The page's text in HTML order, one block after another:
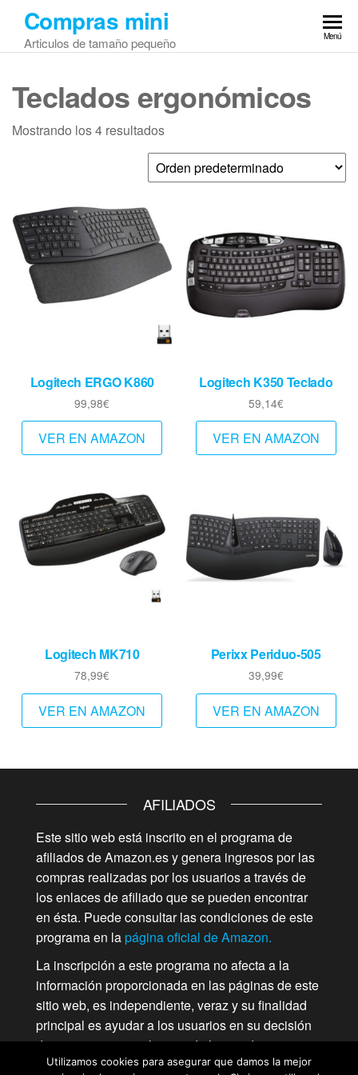
Saltar
contenido
Compras mini
Articulos de tamaño pequeño Menú
Teclados ergonómicos
Mostrando los 4 resultados
Logitech ERGO K860
99,98€
VER EN AMAZON
Logitech K350 Teclado
59,14€
VER EN AMAZON
Logitech MK710
78,99€
VER EN AMAZON
Perixx Periduo-505
39,99€
VER EN AMAZON
AFILIADOS
Este sitio web está inscrito en el programa de
afiliados de Amazon.es y genera ingresos por las
compras realizadas por los usuarios a través de
los enlaces de afiliado que se pueden encontrar
en ésta. Puede consultar las condiciones de este
programa en lapágina oficial de Amazon.
La inscripción a este programa no afecta a la
información proporcionada en las páginas de este
sitio web, es independiente, veraz y su finalidad
principal es ayudar a los usuarios en su decisión
de compra para cualquiera de los productos que
se analizan en comprasmini.com. Amazon y el
Utilizamos cookies para asegurar que damos la mejor